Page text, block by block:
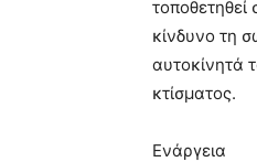
κίνδυνο τη
αυτοκίνητά
κτίσματος.
Ενάργεια